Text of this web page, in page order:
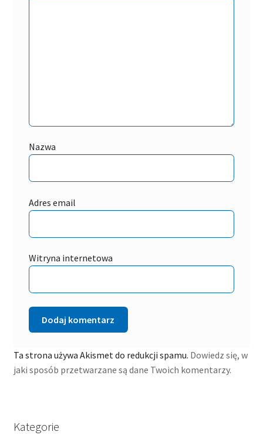
Nazwa
Adres email
Witryna internetowa
Ta strona używa Akismet do redukcji spamu. Dowiedz się, w
jaki sposób przetwarzane są dane Twoich komentarzy.
Kategorie